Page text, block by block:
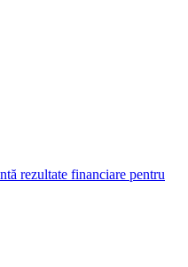
rezultate financiare pentru